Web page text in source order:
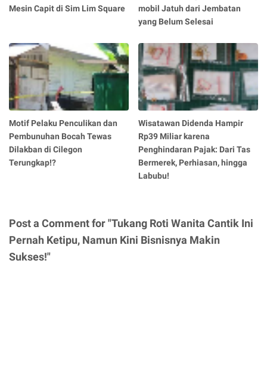
Mesin Capit di Sim Lim Square
mobil Jatuh dari Jembatan
yang Belum Selesai
Motif Pelaku Penculikan dan
Pembunuhan Bocah Tewas
Dilakban di Cilegon
Terungkap!?
Wisatawan Didenda Hampir
Rp39 Miliar karena
Penghindaran Pajak: Dari Tas
Bermerek, Perhiasan, hingga
Labubu!
Post a Comment for "Tukang Roti Wanita Cantik Ini
Pernah Ketipu, Namun Kini Bisnisnya Makin
Sukses!"